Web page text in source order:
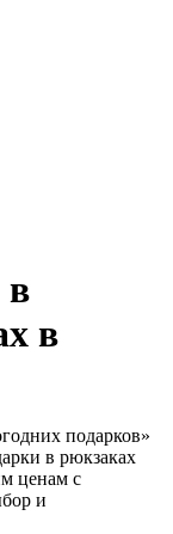
в
в
подарков»
в рюкзаках
ценам с
и